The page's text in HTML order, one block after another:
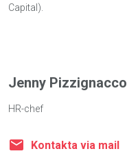
Capital).
Jenny Pizzignacco
HR-chef
Kontakta via mail